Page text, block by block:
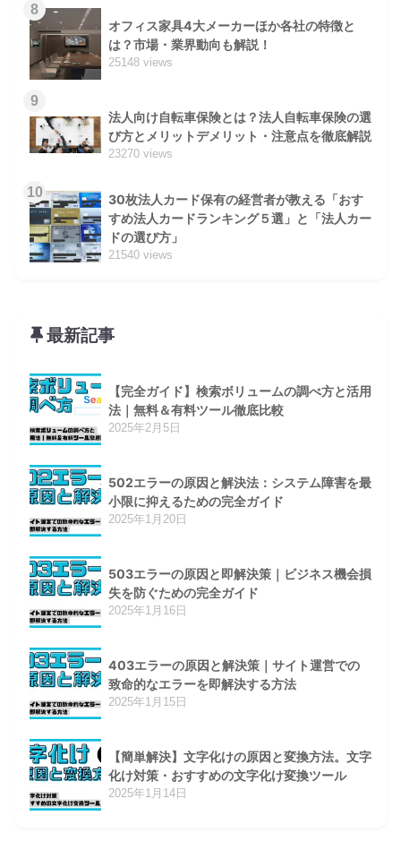
8
オフィス家具4大メーカーほか各社の特徴と
は？市場・業界動向も解説！
25148 views
9
法人向け自転車保険とは？法人自転車保険の選
び方とメリットデメリット・注意点を徹底解説
23270 views
10
30枚法人カード保有の経営者が教える「おす
すめ法人カードランキング５選」と「法人カー
ドの選び方」
21540 views
最新記事
【完全ガイド】検索ボリュームの調べ方と活用
法｜無料＆有料ツール徹底比較
2025年2月5日
502エラーの原因と解決法：システム障害を最
小限に抑えるための完全ガイド
2025年1月20日
503エラーの原因と即解決策｜ビジネス機会損
失を防ぐための完全ガイド
2025年1月16日
403エラーの原因と解決策｜サイト運営での
致命的なエラーを即解決する方法
2025年1月15日
【簡単解決】文字化けの原因と変換方法。文字
化け対策・おすすめの文字化け変換ツール
2025年1月14日